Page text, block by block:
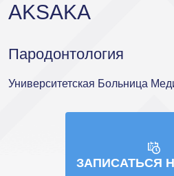
AKSAKA
Пародонтология
Университетская Больница
ЗАПИСАТЬСЯ